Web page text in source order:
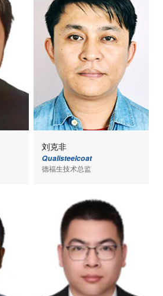
刘克非
Qualisteelcoat
德福生技术总监